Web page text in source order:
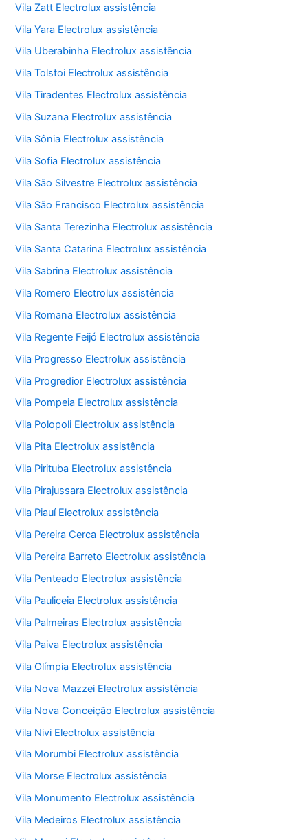
Vila Zatt Electrolux assistência
Vila Yara Electrolux assistência
Vila Uberabinha Electrolux assistência
Vila Tolstoi Electrolux assistência
Vila Tiradentes Electrolux assistência
Vila Suzana Electrolux assistência
Vila Sônia Electrolux assistência
Vila Sofia Electrolux assistência
Vila São Silvestre Electrolux assistência
Vila São Francisco Electrolux assistência
Vila Santa Terezinha Electrolux assistência
Vila Santa Catarina Electrolux assistência
Vila Sabrina Electrolux assistência
Vila Romero Electrolux assistência
Vila Romana Electrolux assistência
Vila Regente Feijó Electrolux assistência
Vila Progresso Electrolux assistência
Vila Progredior Electrolux assistência
Vila Pompeia Electrolux assistência
Vila Polopoli Electrolux assistência
Vila Pita Electrolux assistência
Vila Pirituba Electrolux assistência
Vila Pirajussara Electrolux assistência
Vila Piauí Electrolux assistência
Vila Pereira Cerca Electrolux assistência
Vila Pereira Barreto Electrolux assistência
Vila Penteado Electrolux assistência
Vila Pauliceia Electrolux assistência
Vila Palmeiras Electrolux assistência
Vila Paiva Electrolux assistência
Vila Olímpia Electrolux assistência
Vila Nova Mazzei Electrolux assistência
Vila Nova Conceição Electrolux assistência
Vila Nivi Electrolux assistência
Vila Morumbi Electrolux assistência
Vila Morse Electrolux assistência
Vila Monumento Electrolux assistência
Vila Medeiros Electrolux assistência